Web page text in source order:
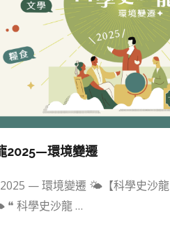
2025—環境變遷
— 環境變遷 🌤️【科學史沙
❝ 科學史沙龍 …